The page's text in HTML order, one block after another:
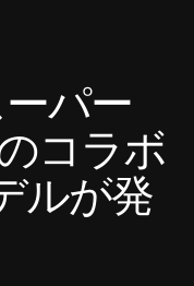
パー
コラボ
ルが発